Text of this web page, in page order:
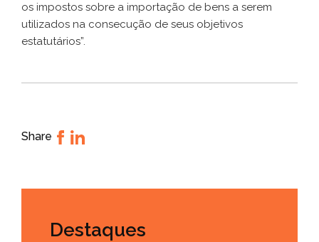
os impostos sobre a importação de bens a serem
utilizados na consecução de seus objetivos
estatutários”.
Share
Destaques